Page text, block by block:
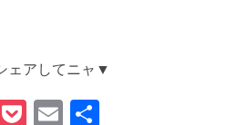
ェアしてニャ▼
H
P
E